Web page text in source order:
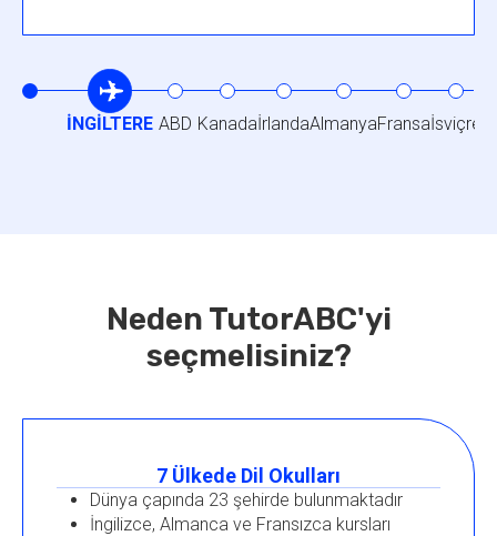
İNGİLTERE ABD KanadaİrlandaAlmanyaFransaİsviçre
Neden TutorABC'yi
seçmelisiniz?
7 Ülkede Dil Okulları
Dünya çapında 23 şehirde bulunmaktadır
İngilizce, Almanca ve Fransızca kursları